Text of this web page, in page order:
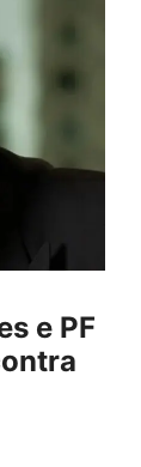
e PF